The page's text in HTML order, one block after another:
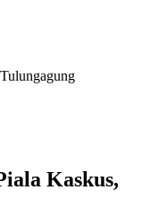
Kaskus,